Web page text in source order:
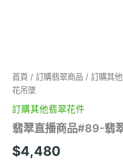
首頁 / 訂購翡翠商品 / 訂購其
花吊墜
訂購其他翡翠花件
翡翠直播商品#89-翡
$4,480
吊
墜
數
量